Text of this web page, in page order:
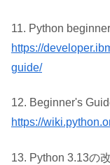
11. Python
https://
guide/
12. Beginner's
https://
13. Python 3.13の